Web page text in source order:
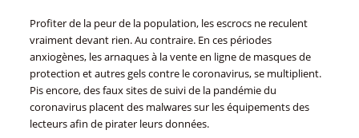
Profiter de la peur de la population, les escrocs ne reculent
vraiment devant rien. Au contraire. En ces périodes
anxiogènes, les arnaques à la vente en ligne de masques de
protection et autres gels contre le coronavirus, se multiplient.
Pis encore, des faux sites de suivi de la pandémie du
coronavirus placent des malwares sur les équipements des
lecteurs afin de pirater leurs données.